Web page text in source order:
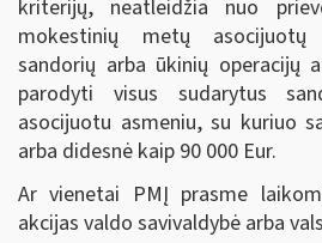
kriterijų, neatleidžia nuo
mokestinių metų asocijuotų
sandorių arba ūkinių operacijų
parodyti visus sudarytus
asocijuotu asmeniu, su kuriuo
arba didesnė kaip 90 000 Eur.
Ar vienetai PMĮ prasme
akcijas valdo savivaldybė arba